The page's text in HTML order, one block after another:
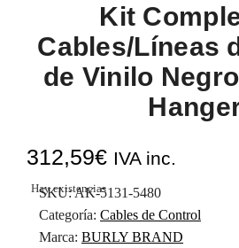
Kit
Cables/Líneas
de Vinilo
312,59€ IVA inc.
Hay existencias
SKU:AK-5131-5480
Categoría: Cables de Control
Marca: BURLY BRAND